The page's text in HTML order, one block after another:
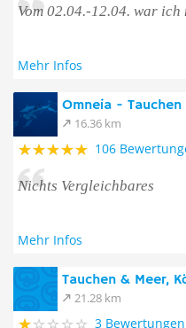
Vom 02.04.-12.04. war
Mehr Infos
Omneia - Tauchen
16.36 km
106
Nichts Vergleichbares
Mehr Infos
Tauchen & Meer,
21.28 km
3 Bewertungen